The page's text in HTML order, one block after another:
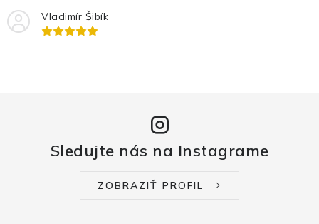
Vladimír Šibík
Sledujte nás na Instagrame
ZOBRAZIŤ PROFIL